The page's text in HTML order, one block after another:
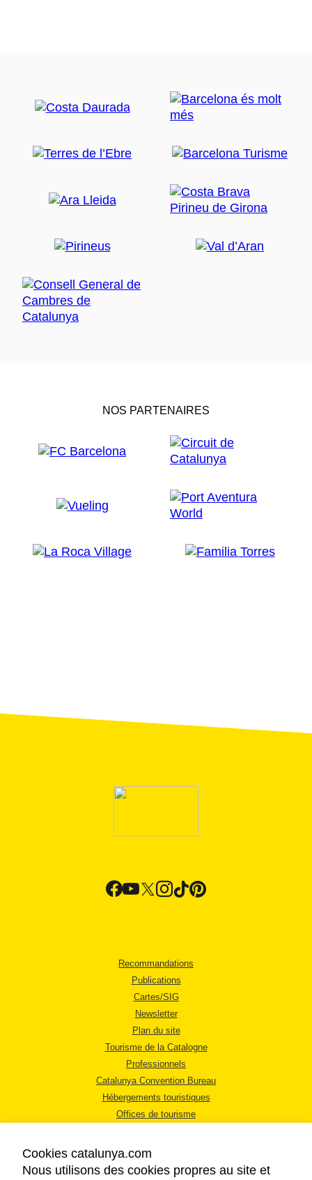
NOS PARTENAIRES
Recommandations
Publications
Cartes/SIG
Newsletter
Plan du site
Tourisme de la Catalogne
Professionnels
Catalunya Convention Bureau
Hébergements touristiques
Offices de tourisme
Cookies catalunya.com
Nous utilisons des cookies propres au site et